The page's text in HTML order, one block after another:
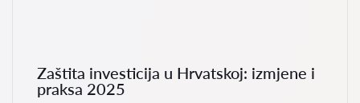
Zaštita investicija u Hrvatskoj: izmjene i
praksa 2025